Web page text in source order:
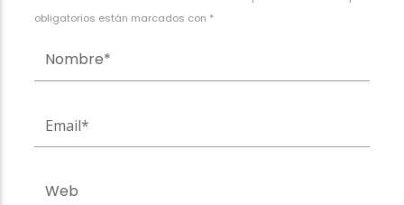
obligatorios están marcados con *